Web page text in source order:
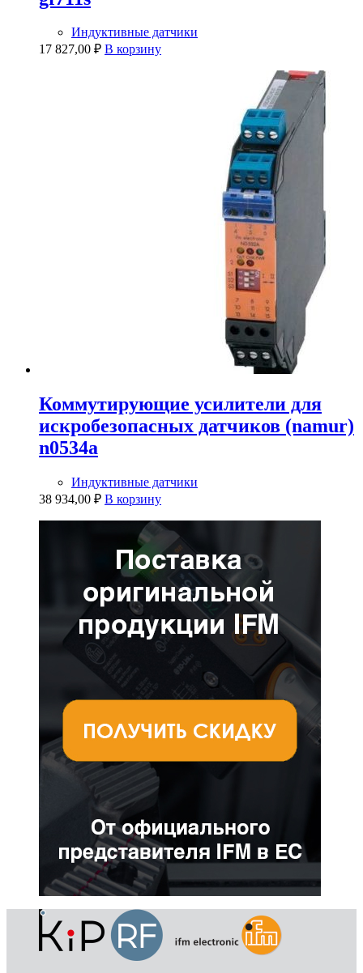
Индуктивные датчики
17 827,00 ₽ В корзину
Коммутирующие усилители для
искробезопасных датчиков (namur)
n0534a
Индуктивные датчики
38 934,00 ₽ В корзину